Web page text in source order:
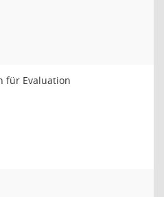
für Evaluation